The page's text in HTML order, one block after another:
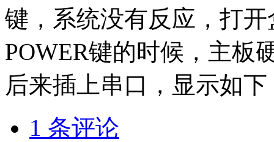
键，系统没有反应，打
POWER键的时候，主板
后来插上串口，显示如下
1 条评论